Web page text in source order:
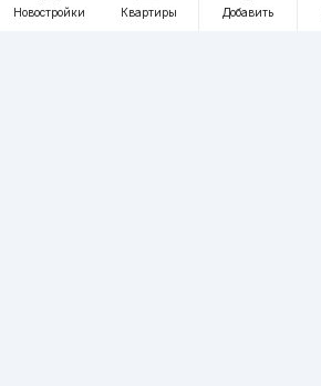
Новостройки Квартиры Добавить
Пн-Пт. С 9:30 до 18:00